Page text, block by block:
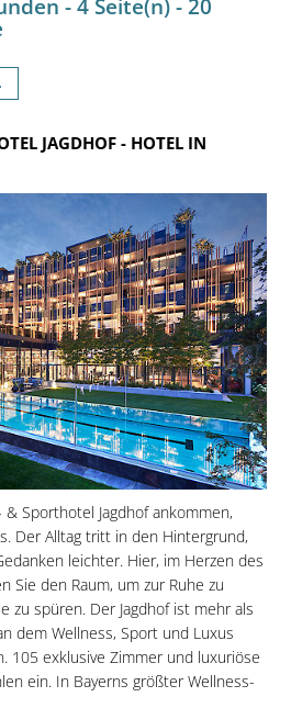
- 4 Seite(n) - 20
JAGDHOF- HOTEL IN
Sporthotel Jagdhof ankommen,
Der Alltag tritt in den Hintergrund,
leichter. Hier, im Herzen des
Sie den Raum, um zur Ruhe zu
zu spüren. Der Jagdhof ist mehr als
dem Wellness, Sport und Luxus
105 exklusive Zimmer und luxuriöse
ein. In Bayerns größter Wellness-